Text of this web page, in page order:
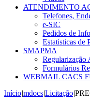
ATENDIMENTO
Telefones,
e-SIC
Pedidos de
Estatísticas de
SMAPMA
Regularização
Formulários
WEBMAIL CACS
Início|mdocs|Licitação|